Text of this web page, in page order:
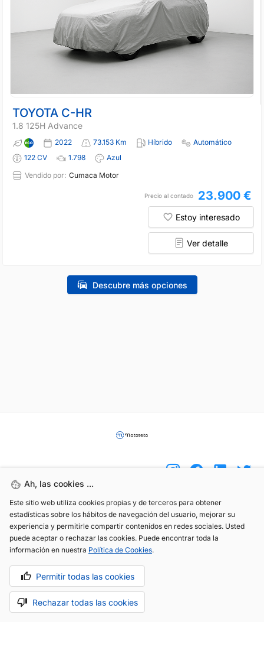
TOYOTA C-HR
1.8 125H Advance
2022 73.153 Km Híbrido
Automático
122 CV
1.798
Azul
Vendido por: Cumaca Motor
Precio al contado 23.900 €
Estoy interesado
Ver detalle
Descubre más opciones
Ah, las cookies ...
Este sitio web utiliza cookies propias y de terceros para obtener
estadísticas sobre los hábitos de navegación del usuario, mejorar su
experiencia y permitirle compartir contenidos en redes sociales. Usted
puede aceptar o rechazar las cookies. Puede encontrar toda la
información en nuestra Política de Cookies.
Permitir todas las cookies
Rechazar todas las cookies
(+34) 744 408 070
info@motoreto.com
Aviso legal Política de cookies